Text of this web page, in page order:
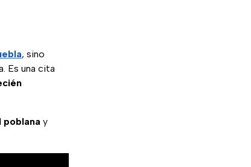
, sino
Es una cita
poblana y